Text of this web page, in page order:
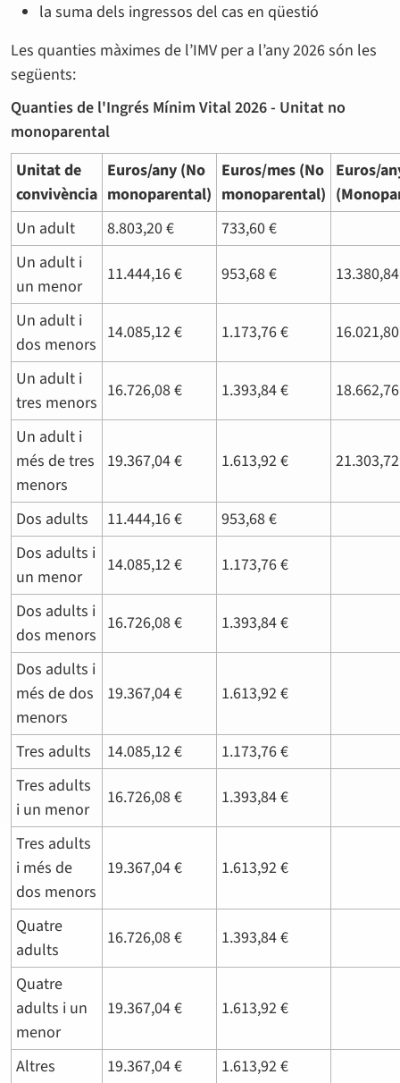
la suma dels ingressos del cas en qüestió
Les quanties màximes de l’IMV per a l’any 2026 són les
següents:
Quanties de l'Ingrés Mínim Vital 2026 - Unitat no
monoparental
Unitat de
convivència
Euros/any (No
monoparental)
Euros/mes (No
monoparental)
Euros/
Un adult
8.803,20 €
733,60 €
Un adult i
un menor
11.444,16 € 953,68 €
Un adult i
dos menors
14.085,12 € 1.173,76 €
Un adult i
tres menors
16.726,08 € 1.393,84 €
Un adult i
més de tres
menors
19.367,04 € 1.613,92 €
Dos adults 11.444,16 €
953,68 €
Dos adults i
un menor
14.085,12 € 1.173,76 €
Dos adults i
dos menors
16.726,08 € 1.393,84 €
Dos adults i
més de dos
menors
19.367,04 € 1.613,92 €
Tres adults 14.085,12 €
1.173,76 €
Tres adults
i un menor
16.726,08 € 1.393,84 €
Tres adults
i més de
dos menors
19.367,04 € 1.613,92 €
Quatre
adults
16.726,08 € 1.393,84 €
Quatre
adults i un
menor
19.367,04 € 1.613,92 €
Altres 19.367,04 € 1.613,92 €